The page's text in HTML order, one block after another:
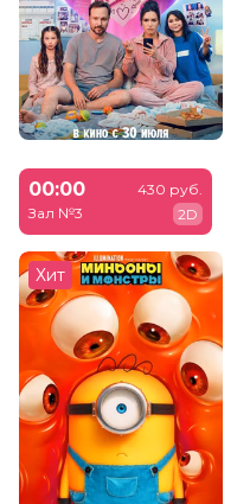
00:00
Зал №3
430 руб.
2D
Хит